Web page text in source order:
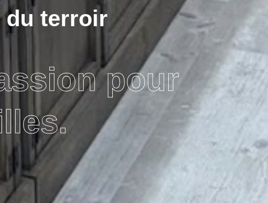
du terroir
pour